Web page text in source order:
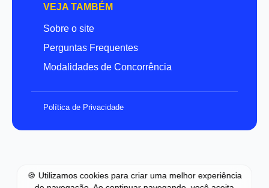
VEJA TAMBÉM
Sobre o site
Perguntas Frequentes
Modalidades de Concorrência
Política de Privacidade
🍪 Utilizamos cookies para criar uma melhor experiência